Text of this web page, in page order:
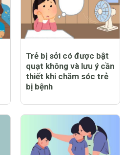
Trẻ bị sởi có được bật
quạt không và lưu ý cần
thiết khi chăm sóc trẻ
bị bệnh